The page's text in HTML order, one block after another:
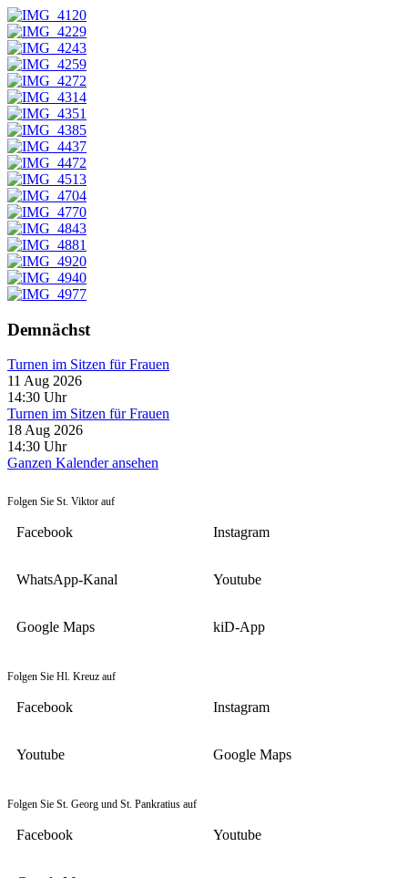
Demnächst
Turnen im Sitzen für Frauen
11 Aug 2026
14:30 Uhr
Turnen im Sitzen für Frauen
18 Aug 2026
14:30 Uhr
Ganzen Kalender ansehen
Folgen Sie St. Viktor auf
Facebook Instagram
WhatsApp-Kanal Youtube
Google Maps kiD-App
Folgen Sie Hl. Kreuz auf
Facebook Instagram
Youtube Google Maps
Folgen Sie St. Georg und St. Pankratius auf
Facebook Youtube